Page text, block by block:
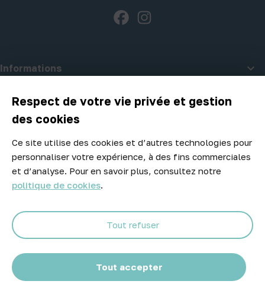
Respect de votre vie privée et gestion
des cookies
Ce site utilise des cookies et d’autres technologies pour
personnaliser votre expérience, à des fins commerciales
et d’analyse. Pour en savoir plus, consultez notre
politique de cookies.
Tout accepter
Tout refuser
Facebook
Informations 
A propos d'Atelier Piscine
Newsletter
Ne manquez aucune opportunité ! Restez informé de nos meilleurs
prix et nouveaux arrivages.
Abonnez-vous